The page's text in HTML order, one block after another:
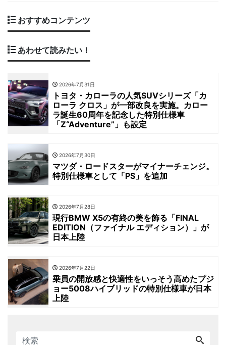
おすすめコンテンツ
あわせて読みたい！
2026年7月31日
トヨタ・カローラの人気SUVシリーズ「カ
ローラ クロス」が一部改良を実施。カロー
ラ誕生60周年を記念した特別仕様車
「Z“Adventure”」も設定
2026年7月30日
マツダ・ロードスターがマイナーチェンジ。
特別仕様車として「PS」を追加
2026年7月28日
現行BMW X5の有終の美を飾る「FINAL
EDITION（ファイナル エディション）」が
日本上陸
2026年7月22日
乗員の開放感と快適性をいっそう高めたプジ
ョー5008ハイブリッドの特別仕様車が日本
上陸